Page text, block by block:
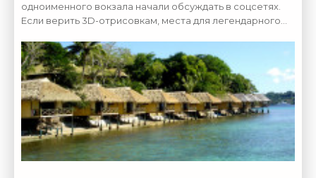
одноименного вокзала начали обсуждать в соцсетях.
Если верить 3D-отрисовкам, места для легендарного